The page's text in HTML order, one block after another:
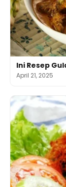
Ini Resep
April 21, 2025